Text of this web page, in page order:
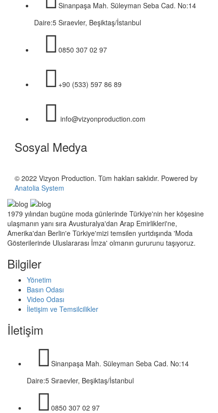
Sinanpaşa Mah. Süleyman Seba Cad. No:14
Daire:5 Sıraevler, Beşiktaş/İstanbul
0850 307 02 97
+90 (533) 597 86 89
info@vizyonproduction.com
Sosyal Medya
© 2022 Vizyon Production. Tüm hakları saklıdır. Powered by
Anatolia System
1979 yılından bugüne moda günlerinde Türkiye'nin her köşesine
ulaşmanın yanı sıra Avusturalya'dan Arap Emirlikleri'ne,
Amerika'dan Berlin'e Türkiye'mizi temsilen yurtdışında 'Moda
Gösterilerinde Uluslararası İmza' olmanın gururunu taşıyoruz.
Bilgiler
Yönetim
Basın Odası
Video Odası
İletişim ve Temsilcilikler
İletişim
Sinanpaşa Mah. Süleyman Seba Cad. No:14
Daire:5 Sıraevler, Beşiktaş/İstanbul
0850 307 02 97